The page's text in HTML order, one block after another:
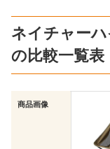
ネイチャー
の比較一覧表
商品画像